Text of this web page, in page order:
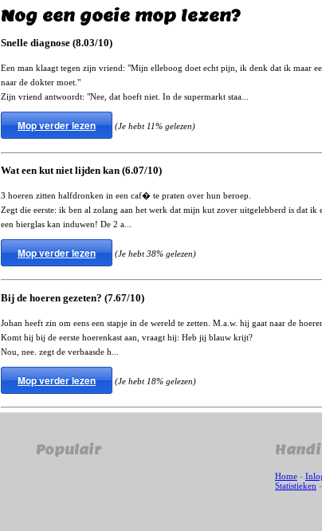
Nog een goeie mop lezen?
Snelle diagnose (8.03/10)
Een man klaagt tegen zijn vriend: "Mijn elleboog doet echt pijn, ik denk dat ik maar
naar de dokter moet."
Zijn vriend antwoordt: "Nee, dat hoeft niet. In de supermarkt staa...
Mop verder lezen (Je hebt 11% gelezen)
Wat een kut niet lijden kan (6.07/10)
3 hoeren zitten halfdronken in een caf� te praten over hun beroep.
Zegt die eerste: ik ben al zolang aan het werk dat mijn kut zover uitgelebberd is dat ik
een bierglas kan induwen! De 2 a...
Mop verder lezen (Je hebt 38% gelezen)
Bij de hoeren gezeten? (7.67/10)
Johan heeft zin om eens een stapje in de wereld te zetten. M.a.w. hij gaat naar de
Komt hij bij de eerste hoerenkast aan, vraagt hij: Heb jij blauw krijt?
Nou, nee. zegt de verbaasde h...
Mop verder lezen (Je hebt 18% gelezen)
Populair
Home -
Statistieken -